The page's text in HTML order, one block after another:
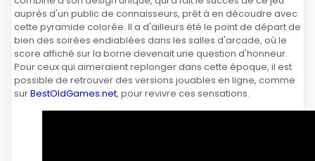
auprès d'un public de connaisseurs, prêt à en découdre avec
cette pyramide colorée. Il a d'ailleurs été le point de départ de
bien des soirées endiablées dans les salles d'arcade, où le
score affiché sur la borne devenait une question d'honneur.
Pour ceux qui aimeraient replonger dans cette époque, il est
possible de retrouver des versions jouables en ligne, comme
surBestOldGames.net, pour revivre ces sensations.